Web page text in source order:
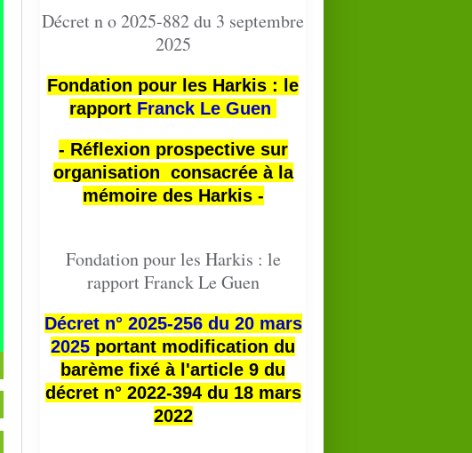
Décret n o 2025-882 du 3 septembre
2025
Fondation pour les Harkis : le
rapport Franck Le Guen
- Réflexion prospective sur
organisation consacrée à la
mémoire des Harkis -
Fondation pour les Harkis : le
rapport Franck Le Guen
Décret n° 2025-256 du 20 mars
2025 portant modification du
barème fixé à l'article 9 du
décret n° 2022-394 du 18 mars
2022